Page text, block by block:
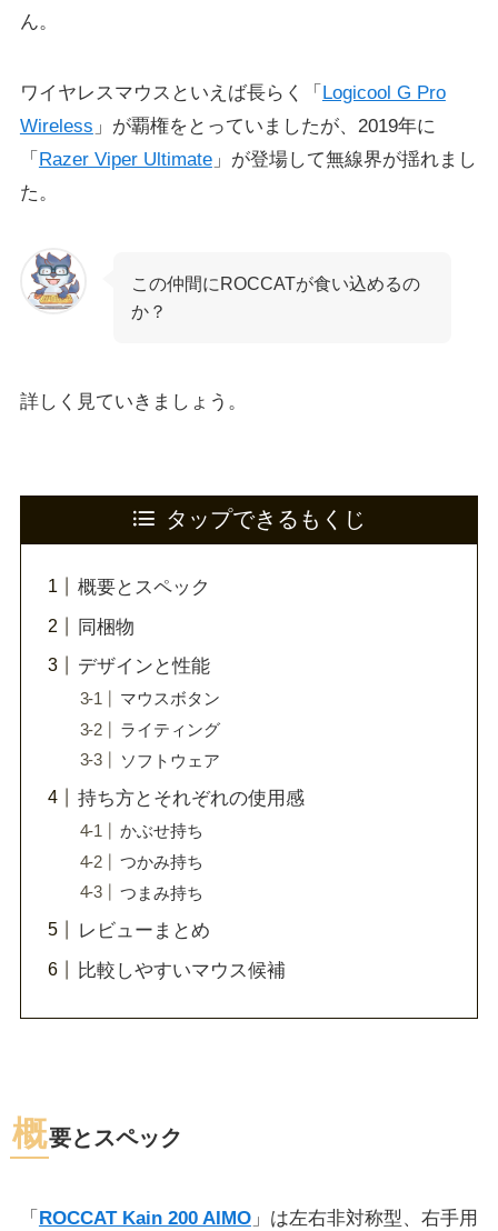
ん。
ワイヤレスマウスといえば長らく「 Logicool G Pro
Wireless 」が覇権をとっていましたが、2019年に
「 Razer Viper Ultimate」が登場して無線界が揺れまし
た。
この仲間にROCCATが食い込めるの
か？
詳しく見ていきましょう。
タップできるもくじ
概要とスペック
同梱物
デザインと性能
マウスボタン
ライティング
ソフトウェア
持ち方とそれぞれの使用感
かぶせ持ち
つかみ持ち
つまみ持ち
レビューまとめ
比較しやすいマウス候補
概要とスペック
「 ROCCAT Kain 200 AIMO」は左右非対称型、右手用